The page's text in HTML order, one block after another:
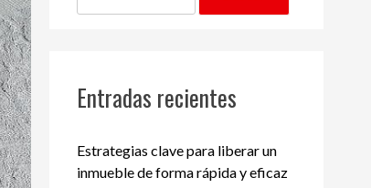
Entradas recientes
Estrategias clave para liberar un
inmueble de forma rápida y eficaz